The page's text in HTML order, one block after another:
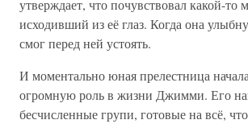
утверждает, что почувствовал какой-то
исходивший из её глаз. Когда она
смог перед ней устоять.
И моментально юная прелестница
огромную роль в жизни Джимми. Его
бесчисленные групи, готовые на всё,